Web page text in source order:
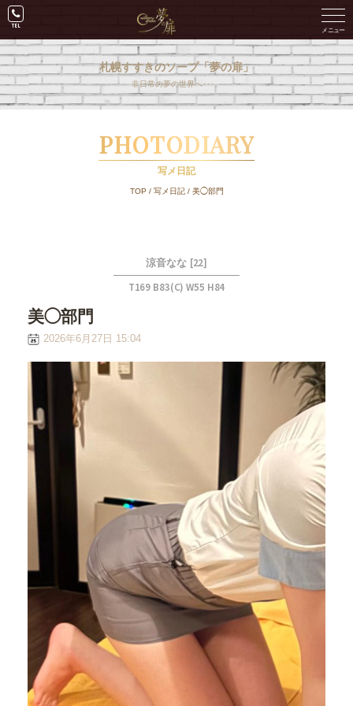
札幌すすきのソープ「夢の扉」
非日常の夢の世界へ･･･。
PHOTODIARY
写メ日記
TOP / 写メ日記/ 美◯部門
涼音なな [22]
T169 B83(C) W55 H84
美◯部門
2026年6月27日 15:04